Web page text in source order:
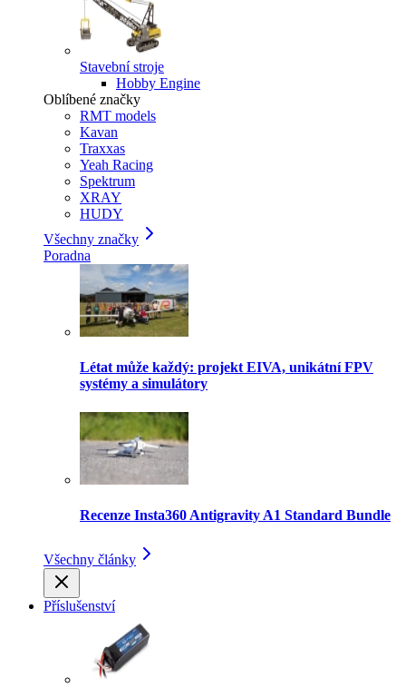
Stavební stroje
Hobby Engine
Oblíbené značky
RMT models
Kavan
Traxxas
Yeah Racing
Spektrum
XRAY
HUDY
Všechny značky
Poradna
Létat může každý: projekt EIVA, unikátní FPV
systémy a simulátory
Recenze Insta360 Antigravity A1 Standard Bundle
Všechny články
Příslušenství